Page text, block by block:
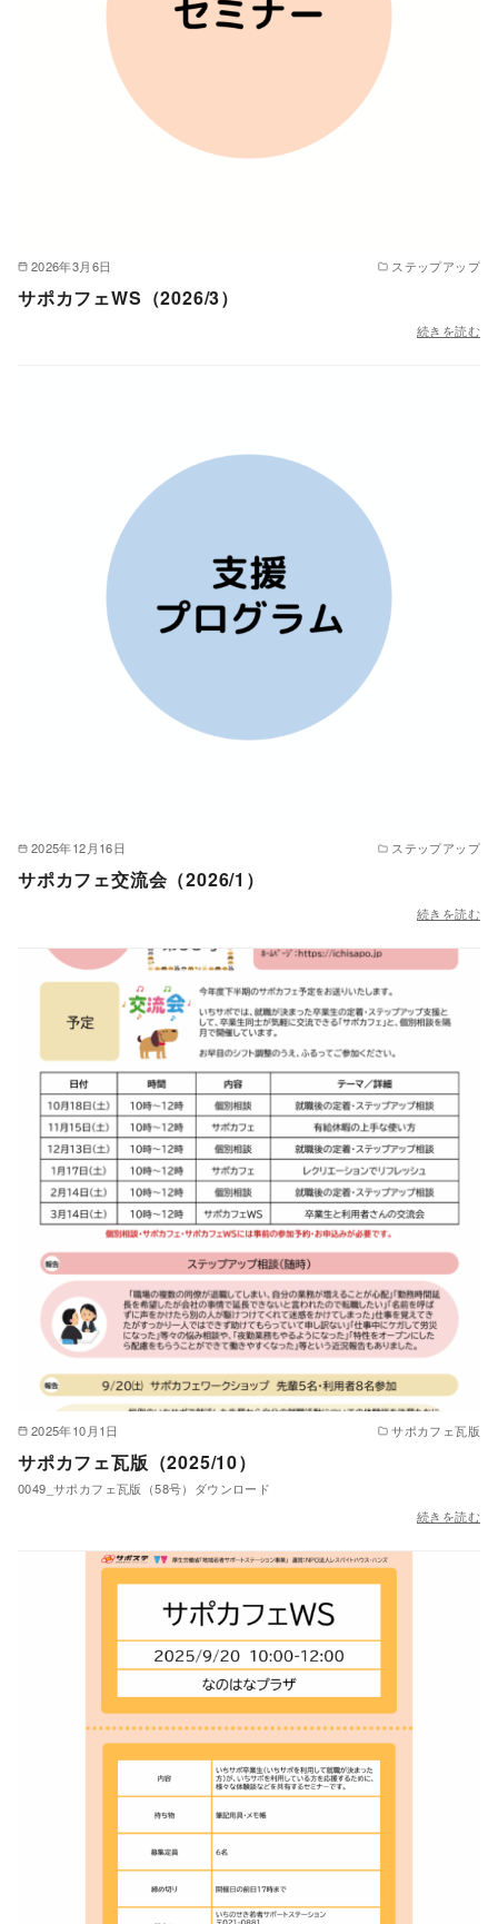
2026年3月6日 ステップアップ
サポカフェWS（2026/3）
続きを読む
2025年12月16日 ステップアップ
サポカフェ交流会（2026/1）
続きを読む
2025年10月1日 サポカフェ瓦版
サポカフェ瓦版（2025/10）
0049_サポカフェ瓦版（58号）ダウンロード
続きを読む